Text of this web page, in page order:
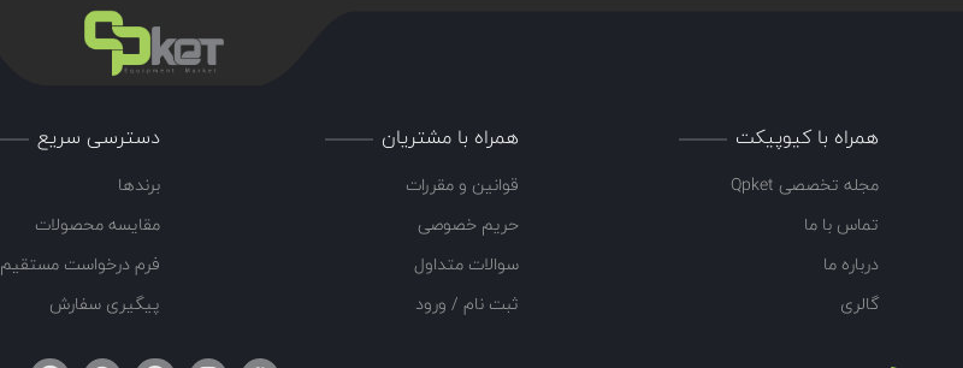
همراه با کیوپیکت
مجله تخصصی Qpket
تماس با ما
درباره ما
گالری
همراه با مشتریان
قوانین و مقررات
حریم خصوصی
سوالات متداول
ثبت نام / ورود
دسترسی سریع
برندها
مقایسه محصولات
فرم درخواست مستقیم
پیگیری سفارش